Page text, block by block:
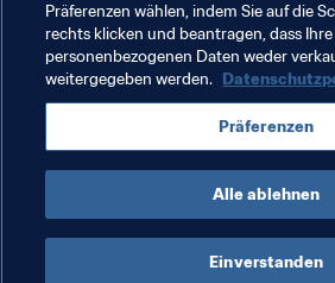
NUTZUNGSBEDINGUNGEN
FIFA-DATENSCHUTZPORTAL
DOWNLOADS
COOKIE-EINSTELLUNGEN
Urheberrechte © 1994–2025 FIFA. Alle Rechte
Präferenzen wählen, indem Sie auf die
rechts klicken und beantragen, dass Ihre
personenbezogenen Daten weder
weitergegeben werden.
Präferenzen
Alle ablehnen
Einverstanden